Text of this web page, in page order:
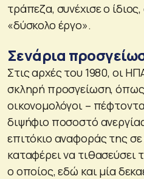
τράπεζα, συνέχισε ο
«δύσκολο έργο».
Σενάρια
Στις αρχές του 1980, οι
σκληρή προσγείωση,
οικονομολόγοι –
διψήφιο ποσοστό
επιτόκιο αναφοράς της
καταφέρει να
ο οποίος, εδώ και μία